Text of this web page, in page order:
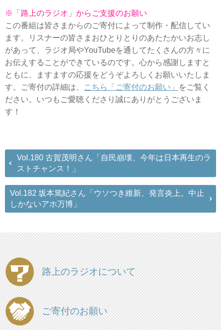
※「路上のラジオ」からご支援のお願い
この番組は皆さまからのご寄付によって制作・配信してい
ます。リスナーの皆さまおひとりとりのあたたかいお志し
があって、ラジオ局やYouTubeを通してたくさんの方々に
お伝えすることができているのです。心から感謝しますと
ともに、ますますの応援をどうぞよろしくお願いいたしま
す。ご寄付の詳細は、
こちら「ご寄付のお願い」
をご覧く
ださい。いつもご愛聴くださり誠にありがとうございま
す！
Vol.180 古賀茂明さん「自民崩壊、今年は日本再生のラ
ストチャンス！」
Vol.182 坂本篤紀さん「ウソつき維新、発言炎上。中止
しかないアホ万博」
路上のラジオについて
ご寄付のお願い